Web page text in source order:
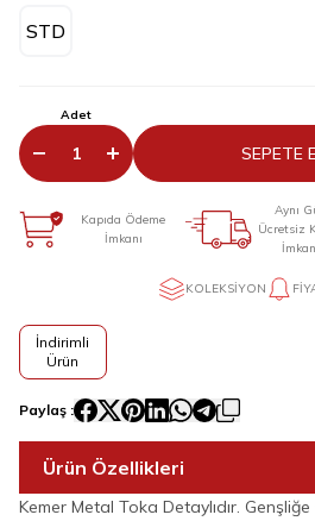
STD
Adet
SEPETE
Kapıda Ödeme
İmkanı
Aynı
Ücretsiz
KOLEKSIYON
İndirimli
Ürün
Paylaş :
Ürün Özellikleri
Kemer Metal Toka Detaylıdır.